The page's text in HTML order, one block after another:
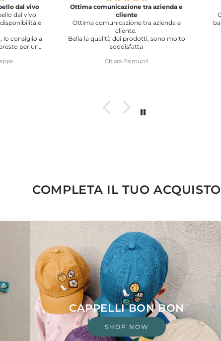
azienda e
azienda e
sono molto
Good quality name tag
Good quality. My boy liked it for his
backpack, came out nice after adding
letters and some other appliqué.
Anna Grushenko
COMPLETA IL TUO ACQUISTO
CAPPELLI BON BON
SHOP NOW